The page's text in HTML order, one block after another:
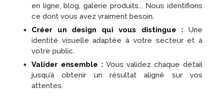
en ligne, blog, galerie produits... Nous identifions
ce dont vous avez vraiment besoin.
Créer un design qui vous distingue : Une
identité visuelle adaptée à votre secteur et à
votre public.
Valider ensemble : Vous validez chaque détail
jusqu’à obtenir un résultat aligné sur vos
attentes.